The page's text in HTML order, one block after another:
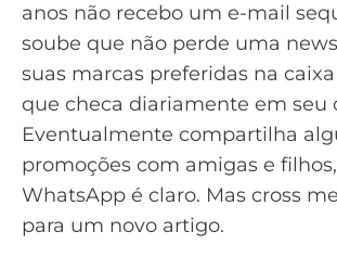
anos não recebo um e-mail
soube que não perde uma
suas marcas preferidas na
que checa diariamente em seu
Eventualmente compartilha
promoções com amigas e
WhatsApp é claro. Mas cross
para um novo artigo.